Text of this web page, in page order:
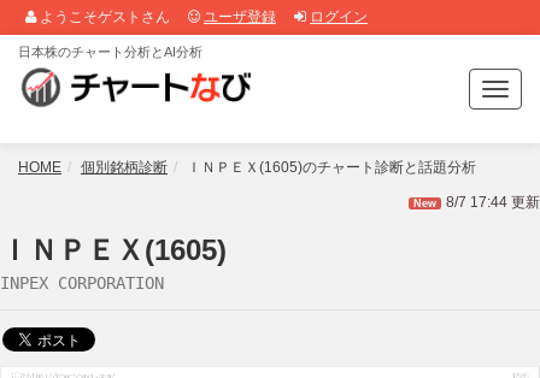
ようこそゲストさん ユーザ登録 ログイン
T
o
g
e
日本株のチャート分析とAI分析
HOME 個別銘柄診断 ＩＮＰＥＸ(1605)のチャート診断と話題分析
New 8/7 17:44 更新
ＩＮＰＥＸ(1605)
INPEX CORPORATION